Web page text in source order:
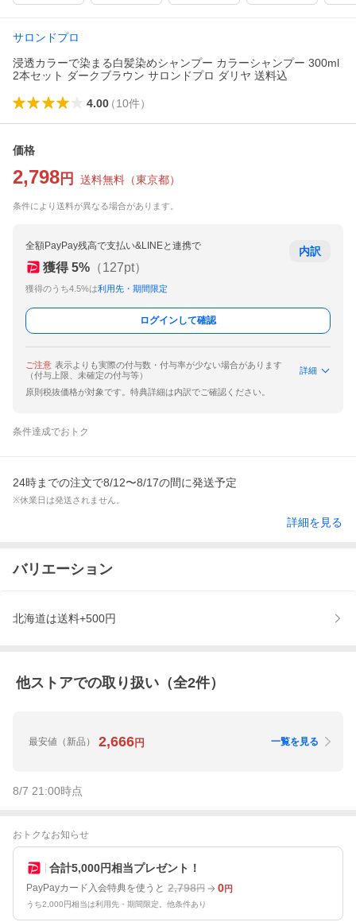
サロンドプロ
浸透カラーで染まる白髪染めシャンプー カラーシャンプー 300ml
2本セット ダークブラウン サロンドプロ ダリヤ 送料込
4.00（10件）
価格
2,798 円 送料無料 （東京都）
条件により送料が異なる場合があります。
全額PayPay残高で支払い&LINEと連携で
獲得 5% （127pt）
獲得のうち4.5%は利用先・期間限定
内訳
ログインして確認
ご注意 表示よりも実際の付与数・付与率が少ない場合があります
（付与上限、未確定の付与等）
詳細
原則税抜価格が対象です。特典詳細は内訳でご確認ください。
条件達成でおトク
24時までの注文で8/12〜8/17の間に発送予定
※休業日は発送されません。
詳細を見る
バリエーション
北海道は送料+500円
他ストアでの取り扱い（全2件）
最安値 （新品） 2,666円 一覧を見る
8/7 21:00時点
おトクなお知らせ
合計5,000円相当プレゼント！
PayPayカード入会特典を使うと 2,798円 0円
うち2,000円相当は利用先・期間限定。他条件あり